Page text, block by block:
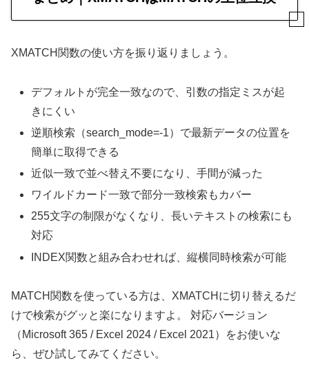
XMATCH関数の使い方を振り返りましょう。
デフォルトが完全一致なので、引数の指定ミスが起
きにくい
逆順検索（search_mode=-1）で最新データの位置を
簡単に取得できる
近似一致で並べ替え不要になり、手間が減った
ワイルドカード一致で部分一致検索もカバー
255文字の制限がなくなり、長いテキストの検索にも
対応
INDEX関数と組み合わせれば、縦横同時検索が可能
MATCH関数を使っている方は、XMATCHに切り替えるだ
けで検索がグッと楽になりますよ。 対応バージョン
（Microsoft 365 / Excel 2024 / Excel 2021）をお使いな
ら、ぜひ試してみてください。